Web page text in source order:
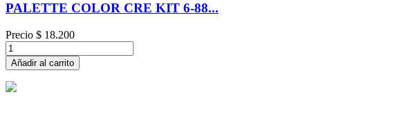
PALETTE COLOR CRE KIT 6-88...
Precio $ 18.200
Añadir al carrito